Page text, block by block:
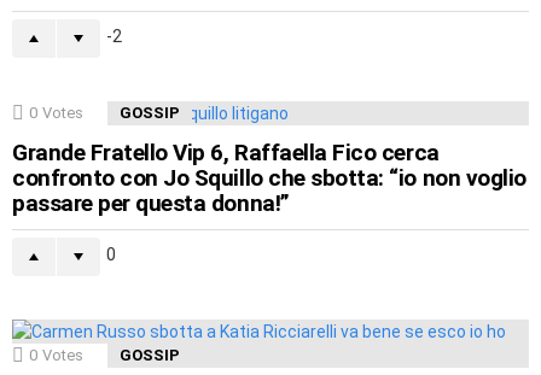
-2
0 Votes GOSSIP
Grande Fratello Vip 6, Raffaella Fico cerca
confronto con Jo Squillo che sbotta: “io non voglio
passare per questa donna!”
0
0 Votes GOSSIP